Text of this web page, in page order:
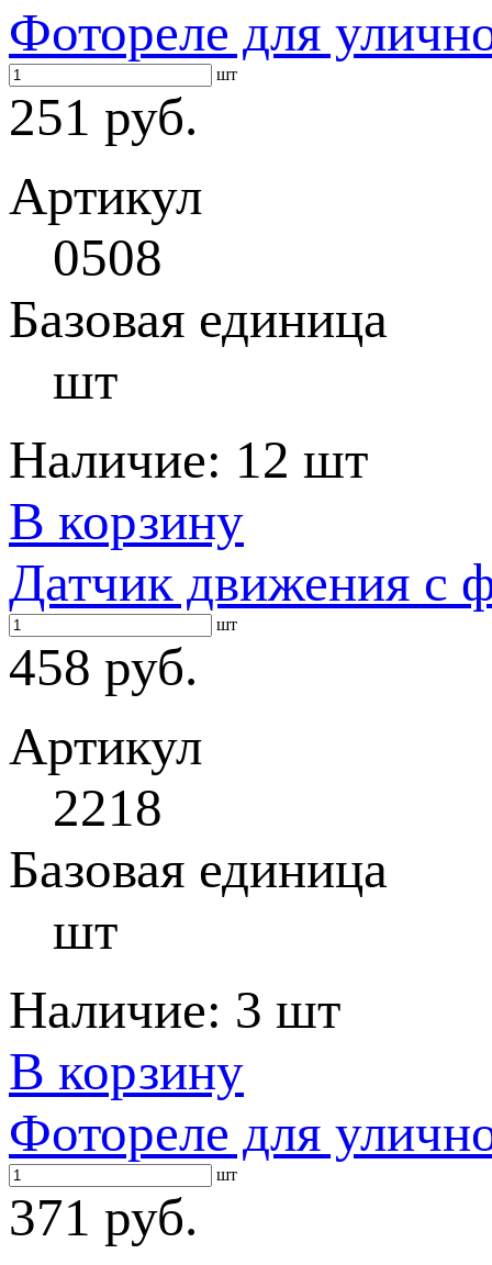
Фотореле для
шт
251 руб.
Артикул
0508
Базовая единица
шт
Наличие: 12 шт
В корзину
Датчик движения с
шт
458 руб.
Артикул
2218
Базовая единица
шт
Наличие: 3 шт
В корзину
Фотореле для
шт
371 руб.